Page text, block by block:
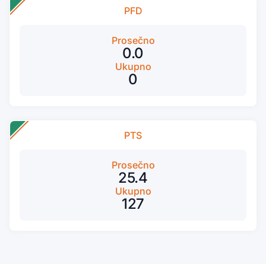
PFD
Prosečno
0.0
Ukupno
0
PTS
Prosečno
25.4
Ukupno
127